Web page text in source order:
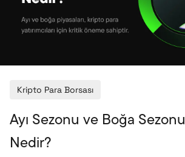
Kripto Para Borsası
Ayı Sezonu ve Boğa Sezonu
Nedir?